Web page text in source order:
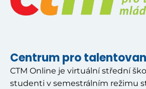
Centrum pro
CTM Online je virtuální střední
studenti v semestrálním režimu